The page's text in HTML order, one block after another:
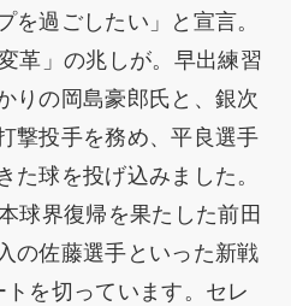
を過ごしたい」と宣言。
革」の兆しが。早出練習
りの岡島豪郎氏と、銀次
撃投手を務め、平良選手
た球を投げ込みました。
球界復帰を果たした前田
の佐藤選手といった新戦
を切っています。セレ